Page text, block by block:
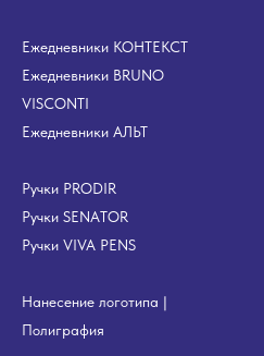
Ежедневники КОНТЕКСТ
Ежедневники BRUNO
VISCONTI
Ежедневники АЛЬТ
Ручки PRODIR
Ручки SENATOR
Ручки VIVA PENS
Нанесение логотипа |
Полиграфия